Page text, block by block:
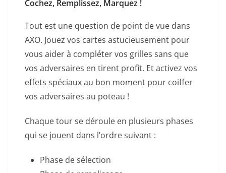
Cochez, Remplissez, Marquez !
Tout est une question de point de vue dans
AXO. Jouez vos cartes astucieusement pour
vous aider à compléter vos grilles sans que
vos adversaires en tirent profit. Et activez vos
effets spéciaux au bon moment pour coiffer
vos adversaires au poteau !
Chaque tour se déroule en plusieurs phases
qui se jouent dans l’ordre suivant :
Phase de sélection